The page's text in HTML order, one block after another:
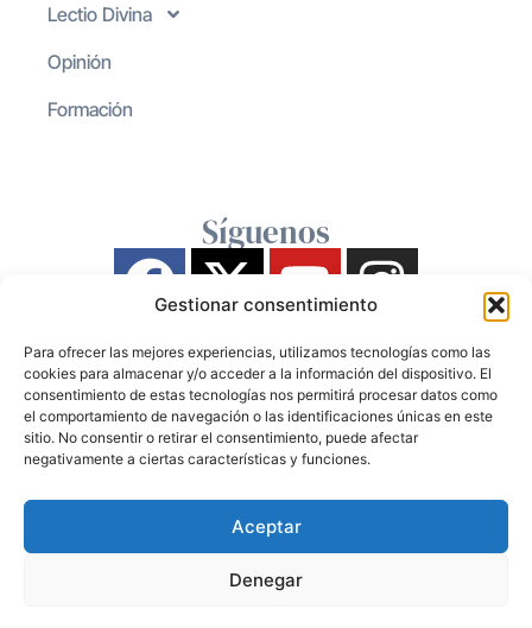
Gestionar consentimiento
Para ofrecer las mejores experiencias, utilizamos tecnologías como las
cookies para almacenar y/o acceder a la información del dispositivo. El
consentimiento de estas tecnologías nos permitirá procesar datos como
el comportamiento de navegación o las identificaciones únicas en este
sitio. No consentir o retirar el consentimiento, puede afectar
negativamente a ciertas características y funciones.
Aceptar
Denegar
Lectio Divina
Opinión
Formación
Síguenos